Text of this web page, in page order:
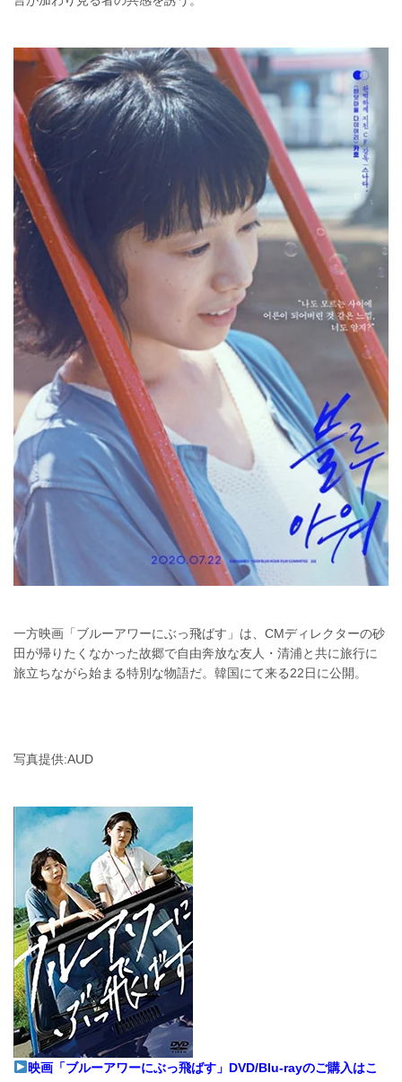
一方映画「ブルーアワーにぶっ飛ばす」は、CMディレクターの砂
田が帰りたくなかった故郷で自由奔放な友人・清浦と共に旅行に
旅立ちながら始まる特別な物語だ。韓国にて来る22日に公開。
写真提供:AUD
映画「ブルーアワーにぶっ飛ばす」DVD/Blu-rayのご購入はこ